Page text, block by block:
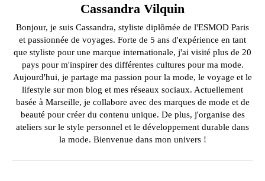
Cassandra Vilquin
Bonjour, je suis Cassandra, styliste diplômée de l'ESMOD Paris
et passionnée de voyages. Forte de 5 ans d'expérience en tant
que styliste pour une marque internationale, j'ai visité plus de 20
pays pour m'inspirer des différentes cultures pour ma mode.
Aujourd'hui, je partage ma passion pour la mode, le voyage et le
lifestyle sur mon blog et mes réseaux sociaux. Actuellement
basée à Marseille, je collabore avec des marques de mode et de
beauté pour créer du contenu unique. De plus, j'organise des
ateliers sur le style personnel et le développement durable dans
la mode. Bienvenue dans mon univers !